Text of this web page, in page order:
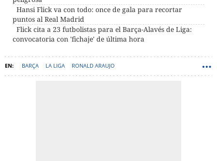
Hansi Flick va con todo: once de gala para recortar
puntos al Real Madrid
Flick cita a 23 futbolistas para el Barça-Alavés de Liga:
convocatoria con 'fichaje' de última hora
BARÇA LA LIGA RONALD ARAUJO